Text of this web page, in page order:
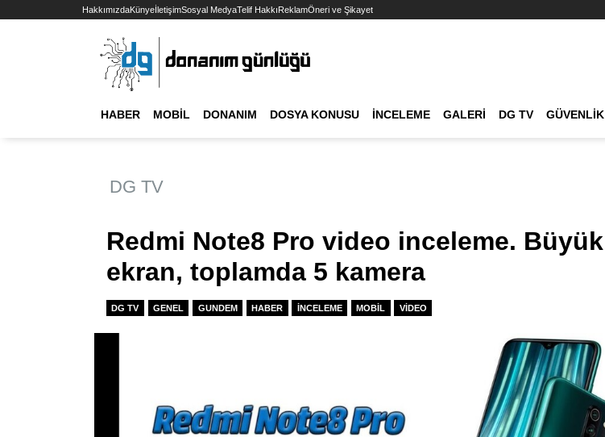
HakkımızdaKünyeİletişimSosyal MedyaTelif HakkıReklamÖneri ve Şikayet
HABER MOBIL DONANIM DOSYA KONUSU İNCELEME GALERI DG TV GÜVENLIK
DG TV
Redmi Note8 Pro video inceleme. Büyük
ekran, toplamda 5 kamera
DG TV GENEL GUNDEM HABER İNCELEME MOBIL VIDEO